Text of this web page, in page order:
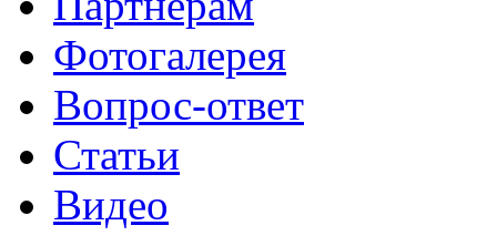
Фотогалерея
Вопрос-ответ
Статьи
Видео